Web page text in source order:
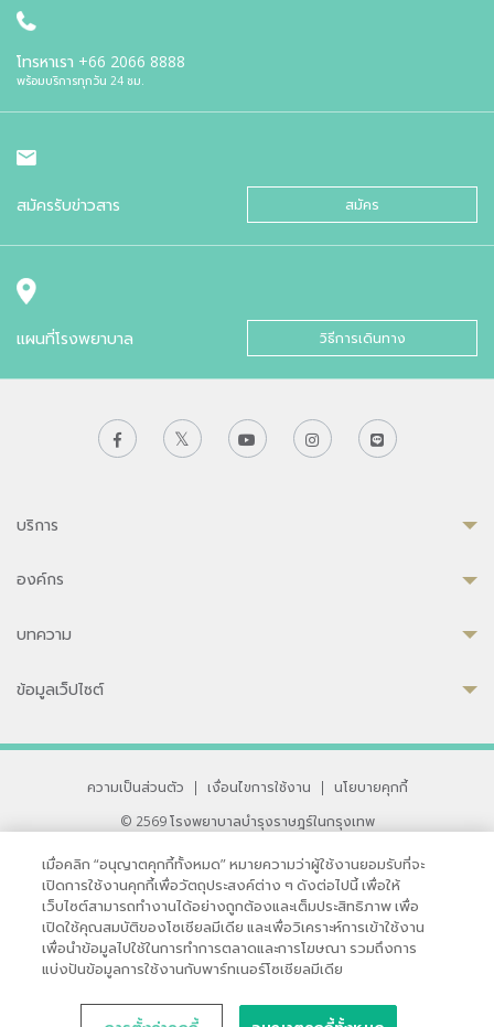
โทรหาเรา +66 2066 8888
พร้อมบริการทุกวัน 24 ชม.
สมัครรับข่าวสาร สมัคร
แผนที่โรงพยาบาล วิธีการเดินทาง
บริการ
องค์กร
บทความ
ข้อมูลเว็ปไซต์
ความเป็นส่วนตัว | เงื่อนไขการใช้งาน |
นโยบายคุกกี้
© 2569 โรงพยาบาลบำรุงราษฎร์ในกรุงเทพ
33 สุขุมวิท ซอย 3 เขตวัฒนา กรุงเทพ 10110 ประเทศไทย
หากท่านมีข้อคิดเห็นหรือปัญหาในการใช้เว็บไซต์ของเรา
เมื่อคลิก “อนุญาตคุกกี้ทั้งหมด” หมายความว่าผู้ใช้งานยอมรับที่จะ
เปิดการใช้งานคุกกี้เพื่อวัตถุประสงค์ต่าง ๆ ดังต่อไปนี้ เพื่อให้
เว็บไซต์สามารถทำงานได้อย่างถูกต้องและเต็มประสิทธิภาพ เพื่อ
เปิดใช้คุณสมบัติของโซเชียลมีเดีย และเพื่อวิเคราะห์การเข้าใช้งาน
เพื่อนำข้อมูลไปใช้ในการทำการตลาดและการโฆษณา รวมถึงการ
แบ่งปันข้อมูลการใช้งานกับพาร์ทเนอร์โซเชียลมีเดีย